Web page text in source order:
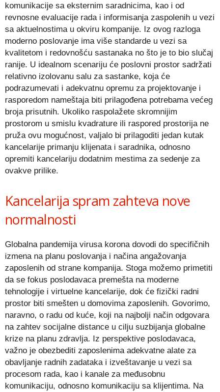
komunikacije sa eksternim saradnicima, kao i od
revnosne evaluacije rada i informisanja zaspolenih u vezi
sa aktuelnostima u okviru kompanije. Iz ovog razloga
moderno poslovanje ima više standarde u vezi sa
kvalitetom i redovnošću sastanaka no što je to bio slučaj
ranije. U idealnom scenariju će poslovni prostor sadržati
relativno izolovanu salu za sastanke, koja će
podrazumevati i adekvatnu opremu za projektovanje i
rasporedom nameštaja biti prilagođena potrebama većeg
broja prisutnih. Ukoliko raspolažete skromnijim
prostorom u smislu kvadrature ili raspored prostorija ne
pruža ovu mogućnost, valjalo bi prilagoditi jedan kutak
kancelarije primanju klijenata i saradnika, odnosno
opremiti kancelariju dodatnim mestima za sedenje za
ovakve prilike.
Kancelarija spram zahteva nove
normalnosti
Globalna pandemija virusa korona dovodi do specifičnih
izmena na planu poslovanja i načina angažovanja
zaposlenih od strane kompanija. Stoga možemo primetiti
da se fokus poslodavaca premešta na moderne
tehnologije i virtuelne kancelarije, dok će fizički radni
prostor biti smešten u domovima zaposlenih. Govorimo,
naravno, o radu od kuće, koji na najbolji način odgovara
na zahtev socijalne distance u cilju suzbijanja globalne
krize na planu zdravlja. Iz perspektive poslodavaca,
važno je obezbediti zaposlenima adekvatne alate za
obavljanje radnih zadataka i izveštavanje u vezi sa
procesom rada, kao i kanale za međusobnu
komunikaciju, odnosno komunikaciju sa klijentima. Na